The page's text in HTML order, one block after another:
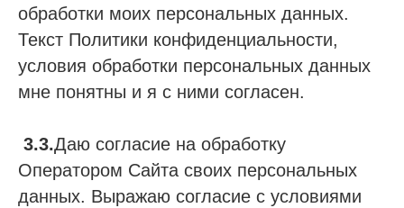
обработки моих персональных данных.
Текст Политики конфиденциальности,
условия обработки персональных данных
мне понятны и я с ними согласен.
3.3.Даю согласие на обработку
Оператором Сайта своих персональных
данных. Выражаю согласие с условиями